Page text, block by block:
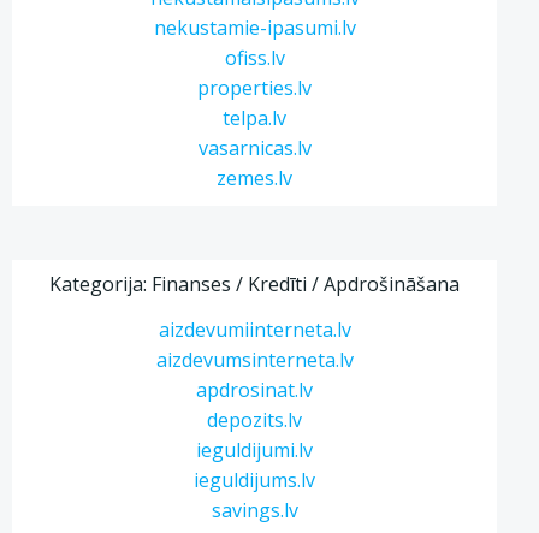
nekustamie-ipasumi.lv
ofiss.lv
properties.lv
telpa.lv
vasarnicas.lv
zemes.lv
Kategorija: Finanses / Kredīti / Apdrošināšana
aizdevumiinterneta.lv
aizdevumsinterneta.lv
apdrosinat.lv
depozits.lv
ieguldijumi.lv
ieguldijums.lv
savings.lv